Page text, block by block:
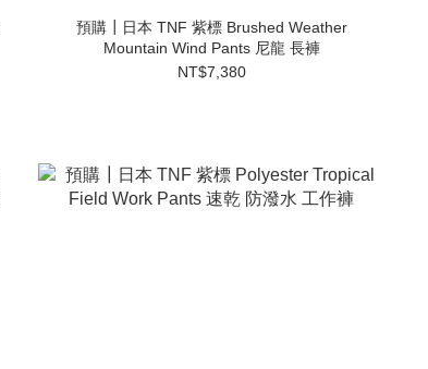
預購┃日本 TNF 紫標 Brushed Weather
Mountain Wind Pants 尼龍 長褲
NT$7,380